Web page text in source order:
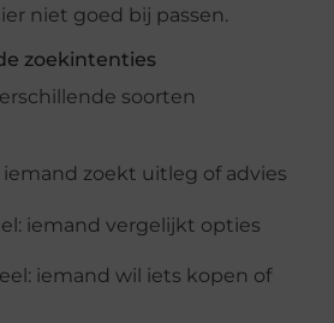
niet goed bij passen.
zoekintenties
soorten
zoekt uitleg of advies
iemand vergelijkt opties
iemand wil iets kopen of